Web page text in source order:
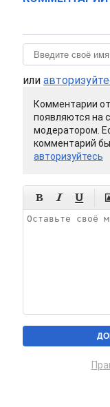
или
Комментарии
появляются на
модератором.
комментарий
авторизуйтесь
  